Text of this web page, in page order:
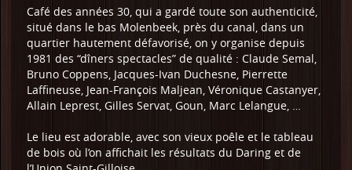
Café des années 30, qui a gardé toute son authenticité,
situé dans le bas Molenbeek, près du canal, dans un
quartier hautement défavorisé, on y organise depuis
1981 des “dîners spectacles” de qualité : Claude Semal,
Bruno Coppens, Jacques-Ivan Duchesne, Pierrette
Laffineuse, Jean-François Maljean, Véronique Castanyer,
Allain Leprest, Gilles Servat, Goun, Marc Lelangue, …
Le lieu est adorable, avec son vieux poêle et le tableau
de bois où l’on affichait les résultats du Daring et de